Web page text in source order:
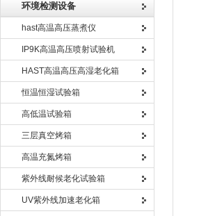
环境检测设备
hast高温高压蒸煮仪
IP9K高温高压喷射试验机
HAST高温高压高湿老化箱
恒温恒湿试验箱
高低温试验箱
三层真空烤箱
高温充氮烤箱
紫外线耐候老化试验箱
UV紫外线加速老化箱